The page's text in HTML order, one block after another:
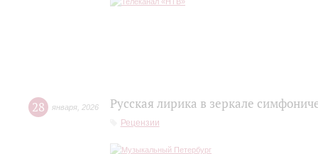
28 января 2026 Русская лирика в зеркале
Рецензии